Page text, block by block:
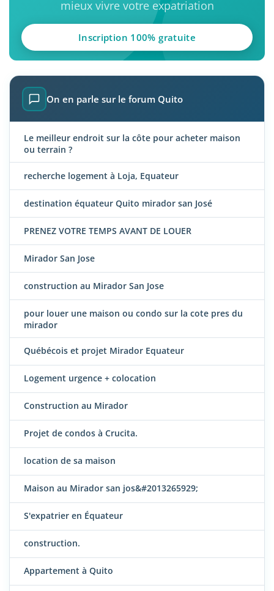
mieux vivre votre expatriation
Inscription 100% gratuite
On en parle sur le forum Quito
Le meilleur endroit sur la côte pour acheter maison
ou terrain ?
recherche logement à Loja, Equateur
destination équateur Quito mirador san José
PRENEZ VOTRE TEMPS AVANT DE LOUER
Mirador San Jose
construction au Mirador San Jose
pour louer une maison ou condo sur la cote pres du
mirador
Québécois et projet Mirador Equateur
Logement urgence + colocation
Construction au Mirador
Projet de condos à Crucita.
location de sa maison
Maison au Mirador san jos&#2013265929;
S'expatrier en Équateur
construction.
Appartement à Quito